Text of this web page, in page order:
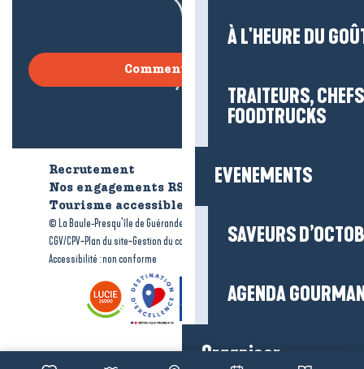
À L'HEURE DU
TRAITEURS,
FOODTRUCKS
EVENEMENTS
SAVEURS
AGENDA
Organiser
Comment venir ?
Recrutement
Qui sommes-nous ?
Nos engagements RSE
Tourisme accessible
© La Baule-Presqu’île de Guérande tourisme Mentions légales-
CGV/CPV-Plan du site-Gestion du consentement-
Accessibilité : non conforme